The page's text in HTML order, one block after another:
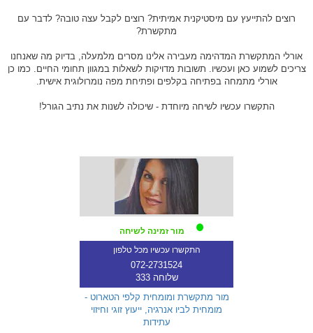
רוצים להתייעץ עם מיסטיקנית אמיתית? רוצים לקבל עצה טובה? לדבר עם
מתקשרת?
אורלי המתקשרת המדהימה מעבירה אלינו מסרים מלמעלה, בדיוק מה שאנחנו
צריכים לשמוע כאן ועכשיו. תשובות מדויקות לשאלות במגוון תחומי החיים. כמו כן
אורלי מתמחה בפתיחה בקלפים ופתיחת מפה נומרולוגית אישית.
התקשרו עכשיו לשיחה מיוחדת - שיכולה לשנות את נתיב הגורל!
מור זמינה לשיחה
התקשרו עכשיו מכל טלפון
072-2731524
שלוחה 333
מור מתקשרת ומומחית קלפי הטארוט -
מומחית לביו אנרגיה, ייעוץ זוגי וחיזוי
עתידות